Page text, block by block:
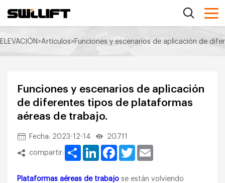
ELEVACIÓN >Artículos>Funciones y escenarios de aplicación de
Funciones y escenarios de aplicación
de diferentes tipos de plataformas
aéreas de trabajo.
Fecha: 2023-12-14 20.711
compartir:
Share LinkedInFacebook
Twitter
Plataformas aéreas de trabajo se están volviendo